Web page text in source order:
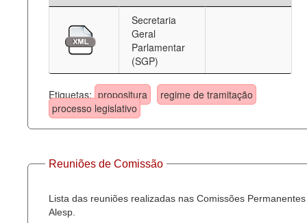
Secretaria
Geral
Parlamentar
(SGP)
Etiquetas: propositura
regime de tramitação
processo legislativo
Reuniões de Comissão
Lista das reuniões realizadas nas Comissões
Alesp.